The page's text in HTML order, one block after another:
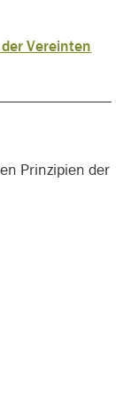
Vereinten
Prinzipien der